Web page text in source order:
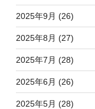
2025年9月 (26)
2025年8月 (27)
2025年7月 (28)
2025年6月 (26)
2025年5月 (28)